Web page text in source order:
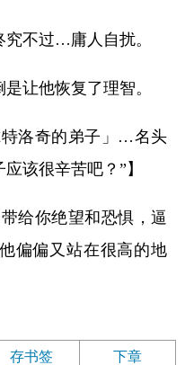
不过…庸人自扰。
让他恢复了理智。
特洛奇的弟子」…名头
该很辛苦吧？”】
给你绝望和恐惧，逼
偏偏又站在很高的地
存书签 下章